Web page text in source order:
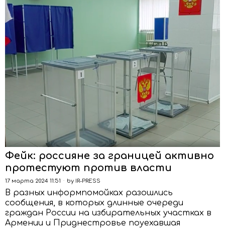
Фейк: россияне за границей активно
протестуют против власти
17 марта 2024 11:51 by IR-PRESS
В разных информпомойках разошлись
сообщения, в которых длинные очереди
граждан России на избирательных участках в
Армении и Приднестровье поуехавшая